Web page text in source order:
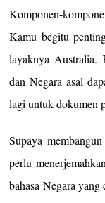
Komponen-
Kamu begitu
layaknya Australia.
dan Negara asal
lagi untuk dokumen
Supaya
perlu
bahasa Negara